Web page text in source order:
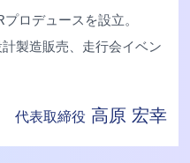
ロデュースを設立。
製造販売、走行会イベン
代表取締役 高原 宏幸